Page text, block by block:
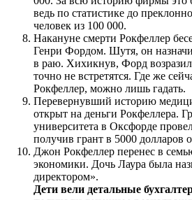
ведь по статистике до
человек из 100 000.
Накануне смерти Рокфеллер
Генри Фордом. Шутя, он
в раю. Хихикнув, Форд
точно не встретятся. Где же
Рокфеллер, можно лишь гадать.
Перевернувший историю
открыт на деньги Рокфеллера.
университета в Оксфорде
получив грант в 5000 долларов
Джон Рокфеллер перенес в
экономики. Дочь Лаура была
директором».
Дети вели детальные